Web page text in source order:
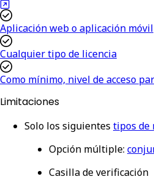
Aplicación web o aplicación móvil
Cualquier tipo de licencia
Como mínimo, nivel de acceso
Limitaciones
Solo los siguientes tipos de
Opción múltiple:
Casilla de verificación